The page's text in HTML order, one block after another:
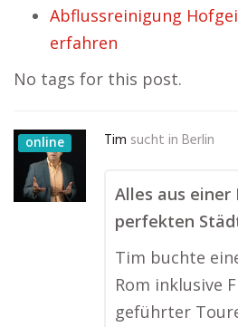
Abflussreinigung
erfahren
No tags for this post.
online Tim sucht in Berlin
Alles aus einer
perfekten
Tim buchte
Rom inklusive
geführter